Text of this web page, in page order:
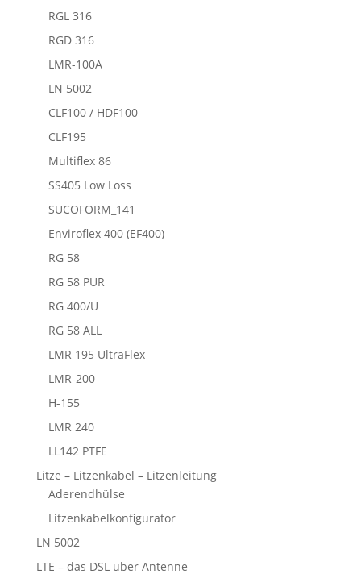
RGL 316
RGD 316
LMR-100A
LN 5002
CLF100 / HDF100
CLF195
Multiflex 86
SS405 Low Loss
SUCOFORM_141
Enviroflex 400 (EF400)
RG 58
RG 58 PUR
RG 400/U
RG 58 ALL
LMR 195 UltraFlex
LMR-200
H-155
LMR 240
LL142 PTFE
Litze – Litzenkabel – Litzenleitung
Aderendhülse
Litzenkabelkonfigurator
LN 5002
LTE – das DSL über Antenne